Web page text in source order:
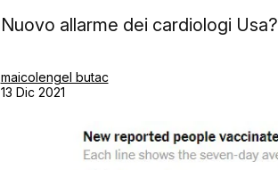
Nuovo allarme dei cardiologi Usa?
maicolengel butac
13 Dic 2021